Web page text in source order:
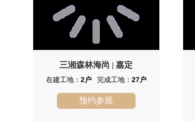
三湘森林海尚
三湘森林海尚 |嘉定
在建工地： 2户 完成工地： 27户
预约参观